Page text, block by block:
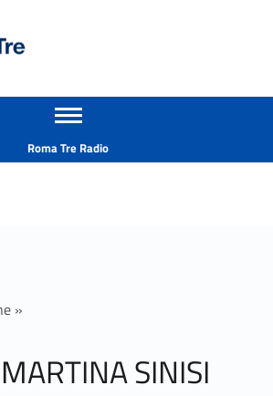
Apri il menu secondario
Roma Tre Radio
»
SINISI